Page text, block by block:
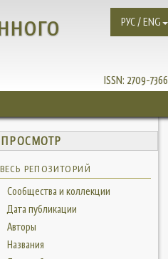
ISSN: 2709-7366
РУС / ENG
ПРОСМОТР
ВЕСЬ РЕПОЗИТОРИЙ
Сообщества и коллекции
Дата публикации
Авторы
Названия